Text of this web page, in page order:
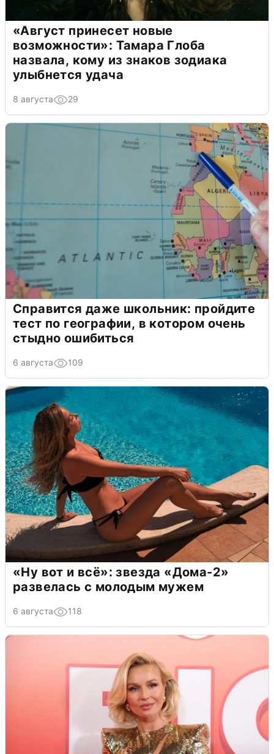
«Август принесет новые
возможности»: Тамара Глоба
назвала, кому из знаков зодиака
улыбнется удача
8 августа 29
Справится даже школьник: пройдите
тест по географии, в котором очень
стыдно ошибиться
6 августа 109
«Ну вот и всё»: звезда «Дома-2»
развелась с молодым мужем
6 августа 118